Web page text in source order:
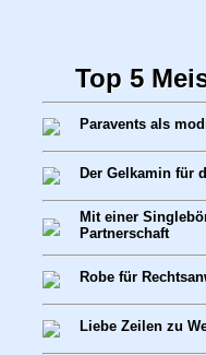
Top 5
Paravents als
Der Gelkamin für
Mit einer
Partnerschaft
Robe für
Liebe Zeilen zu